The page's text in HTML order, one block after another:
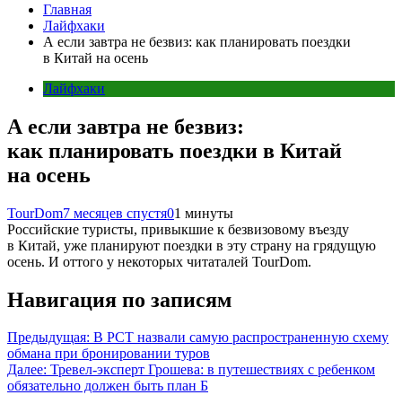
Главная
Лайфхаки
А если завтра не безвиз: как планировать поездки
в Китай на осень
Лайфхаки
А если завтра не безвиз:
как планировать поездки в Китай
на осень
TourDom7 месяцев спустя01 минуты
Российские туристы, привыкшие к безвизовому въезду
в Китай, уже планируют поездки в эту страну на грядущую
осень. И оттого у некоторых читаталей TourDom.
Навигация по записям
Предыдущая: В РСТ назвали самую распространенную схему
обмана при бронировании туров
Далее: Тревел-эксперт Грошева: в путешествиях с ребенком
обязательно должен быть план Б